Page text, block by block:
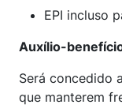
EPI incluso
Auxílio-
Será concedido
que manterem